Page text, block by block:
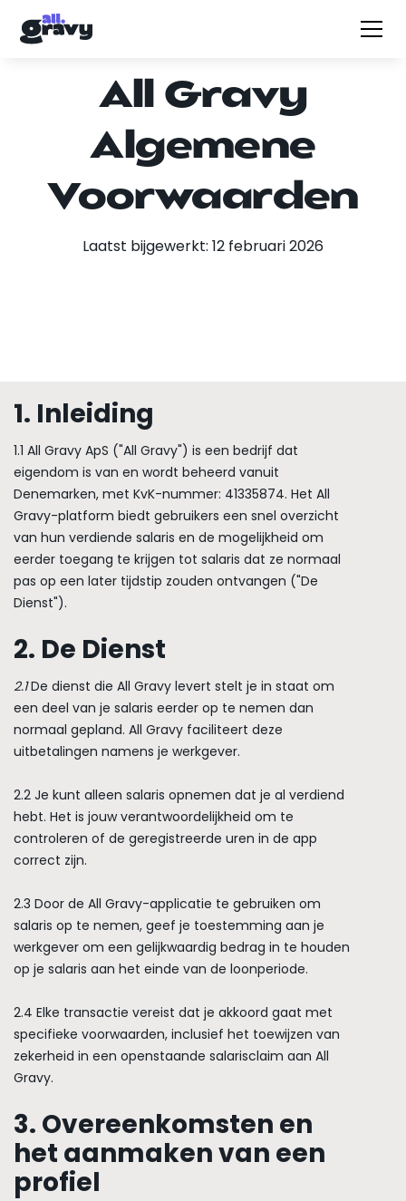
All Gravy
Algemene
Voorwaarden
Laatst bijgewerkt: 12 februari 2026
1. Inleiding
1.1 All Gravy ApS ("All Gravy") is een bedrijf dat
eigendom is van en wordt beheerd vanuit
Denemarken, met KvK-nummer: 41335874. Het All
Gravy-platform biedt gebruikers een snel overzicht
van hun verdiende salaris en de mogelijkheid om
eerder toegang te krijgen tot salaris dat ze normaal
pas op een later tijdstip zouden ontvangen ("De
Dienst").
2. De Dienst
2.1De dienst die All Gravy levert stelt je in staat om
een deel van je salaris eerder op te nemen dan
normaal gepland. All Gravy faciliteert deze
uitbetalingen namens je werkgever.
2.2 Je kunt alleen salaris opnemen dat je al verdiend
hebt. Het is jouw verantwoordelijkheid om te
controleren of de geregistreerde uren in de app
correct zijn.
2.3 Door de All Gravy-applicatie te gebruiken om
salaris op te nemen, geef je toestemming aan je
werkgever om een gelijkwaardig bedrag in te houden
op je salaris aan het einde van de loonperiode.
2.4 Elke transactie vereist dat je akkoord gaat met
specifieke voorwaarden, inclusief het toewijzen van
zekerheid in een openstaande salarisclaim aan All
Gravy.
3. Overeenkomsten en
het aanmaken van een
profiel